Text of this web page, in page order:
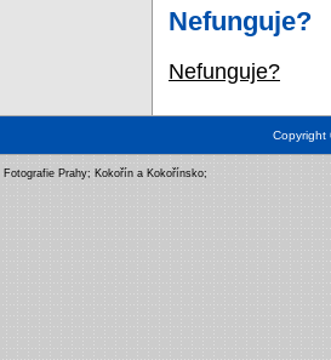
Nefunguje?
Nefunguje?
Fotografie Prahy; Kokořín a Kokořínsko;